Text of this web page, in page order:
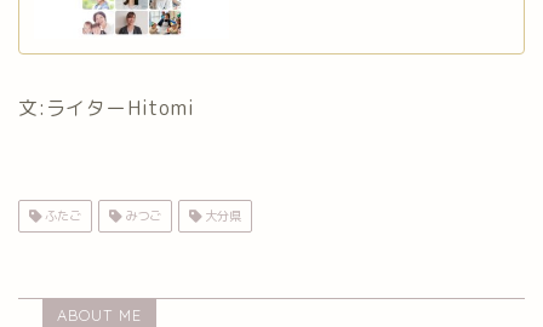
文:ライターHitomi
ふたご みつご 大分県
ABOUT ME